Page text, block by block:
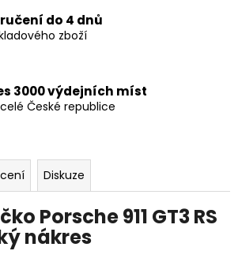
do 4 dnů
zboží
3000 výdejních míst
České republice
Diskuze
Porsche 911 GT3 RS
nákres